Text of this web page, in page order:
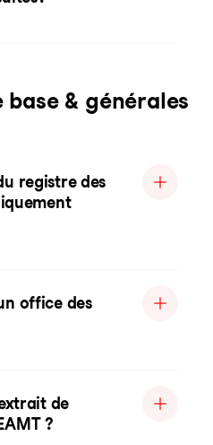
& générales
registre des
office des
de
?